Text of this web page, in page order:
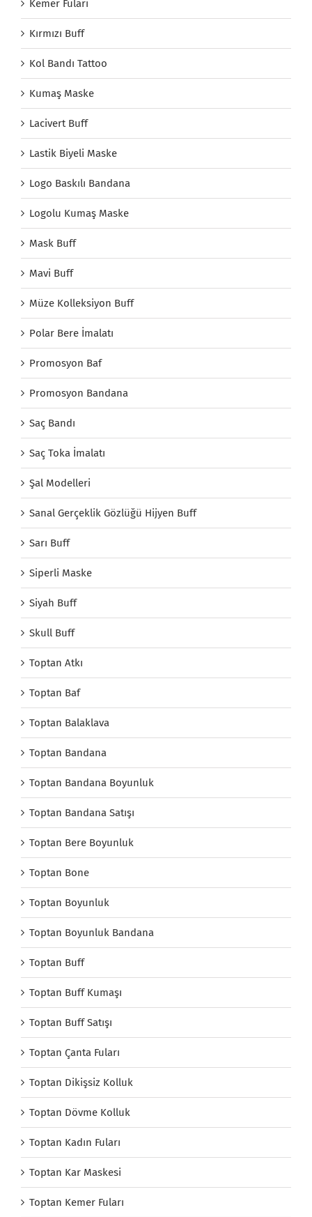
Kemer Fuları
Kırmızı Buff
Kol Bandı Tattoo
Kumaş Maske
Lacivert Buff
Lastik Biyeli Maske
Logo Baskılı Bandana
Logolu Kumaş Maske
Mask Buff
Mavi Buff
Müze Kolleksiyon Buff
Polar Bere İmalatı
Promosyon Baf
Promosyon Bandana
Saç Bandı
Saç Toka İmalatı
Şal Modelleri
Sanal Gerçeklik Gözlüğü Hijyen Buff
Sarı Buff
Siperli Maske
Siyah Buff
Skull Buff
Toptan Atkı
Toptan Baf
Toptan Balaklava
Toptan Bandana
Toptan Bandana Boyunluk
Toptan Bandana Satışı
Toptan Bere Boyunluk
Toptan Bone
Toptan Boyunluk
Toptan Boyunluk Bandana
Toptan Buff
Toptan Buff Kumaşı
Toptan Buff Satışı
Toptan Çanta Fuları
Toptan Dikişsiz Kolluk
Toptan Dövme Kolluk
Toptan Kadın Fuları
Toptan Kar Maskesi
Toptan Kemer Fuları